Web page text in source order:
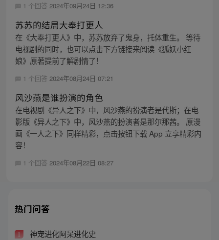
1 个回答 2024年09月24日 12:36
苏苏的结局大奉打更人
在《大奉打更人》中，苏苏放弃了鬼身，托体重生。 等待
电视剧的同时，也可以点击下方链接来阅读《狐妖小红
娘》原著提前了解剧情了！
1 个回答 2024年08月24日 07:21
风沙燕是谁扮演的角色
在电视剧《异人之下》中，风沙燕的扮演者是代斯；在电
影版《异人之下》中，风沙燕的扮演者是那尔那茜。 原漫
画《一人之下》同样精彩，点击按钮下载 App 立享精彩内
容！
1 个回答 2024年08月22日 08:27
热门问答
1 神宠进化阿呆进化史